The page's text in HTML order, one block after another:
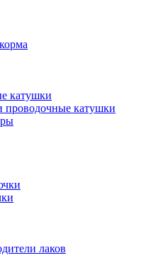
катушки
катушки
лаков